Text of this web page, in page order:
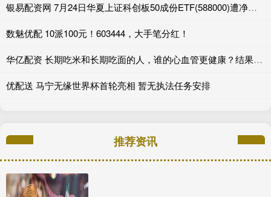
银易配资网 7月24日华夏上证科创板50成份ETF(588000)遭净赎回11.07亿元, 位居当日股票ETF净流出排名2/1273
数魅优配 10派100元！603444，大手笔分红！
华亿配资 长期吃米和长期吃面的人，谁的心血管更健康？结果出乎意料
优配送 马宁无缘世界杯首轮亮相 暂无执法任务安排
推荐资讯